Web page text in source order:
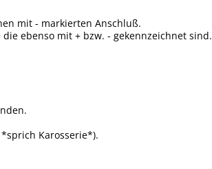
mit - markierten Anschluß.
ebenso mit + bzw. - gekennzeichnet sind.
Karosserie*).